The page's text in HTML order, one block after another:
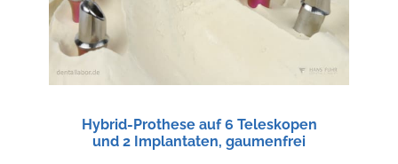
Hybrid-Prothese auf 6 Teleskopen
und 2 Implantaten, gaumenfrei